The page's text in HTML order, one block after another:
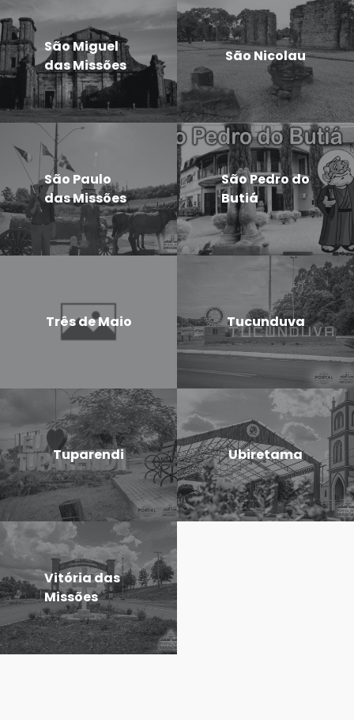
São Miguel
das Missões
São Nicolau
São Paulo
das Missões
São Pedro do
Butiá
Três de Maio Tucunduva
Tuparendi Ubiretama
Vitória das
Missões